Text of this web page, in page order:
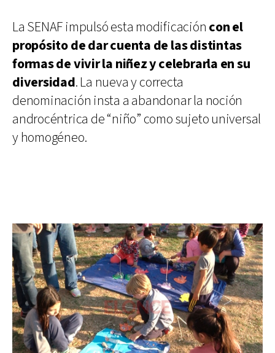
La SENAF impulsó esta modificación con el
propósito de dar cuenta de las distintas
formas de vivir la niñez y celebrarla en su
diversidad. La nueva y correcta
denominación insta a abandonar la noción
androcéntrica de “niño” como sujeto universal
y homogéneo.